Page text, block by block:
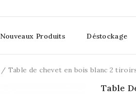
Nouveaux Produits Déstockage
Table de chevet en bois blanc 2
Table